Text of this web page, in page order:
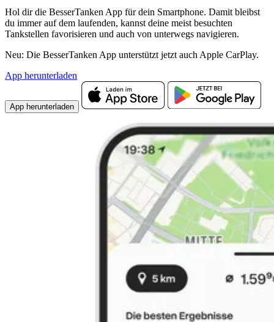
Hol dir die BesserTanken App für dein Smartphone. Damit bleibst
du immer auf dem laufenden, kannst deine meist besuchten
Tankstellen favorisieren und auch von unterwegs navigieren.
Neu: Die BesserTanken App unterstützt jetzt auch Apple CarPlay.
App herunterladen
App herunterladen